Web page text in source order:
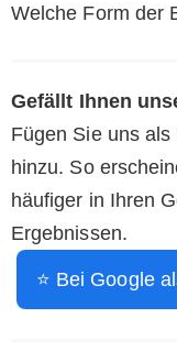
Welche Form der
Gefällt Ihnen
Fügen Sie uns
hinzu. So
häufiger in Ihren
Ergebnissen.
⭐ Bei Google